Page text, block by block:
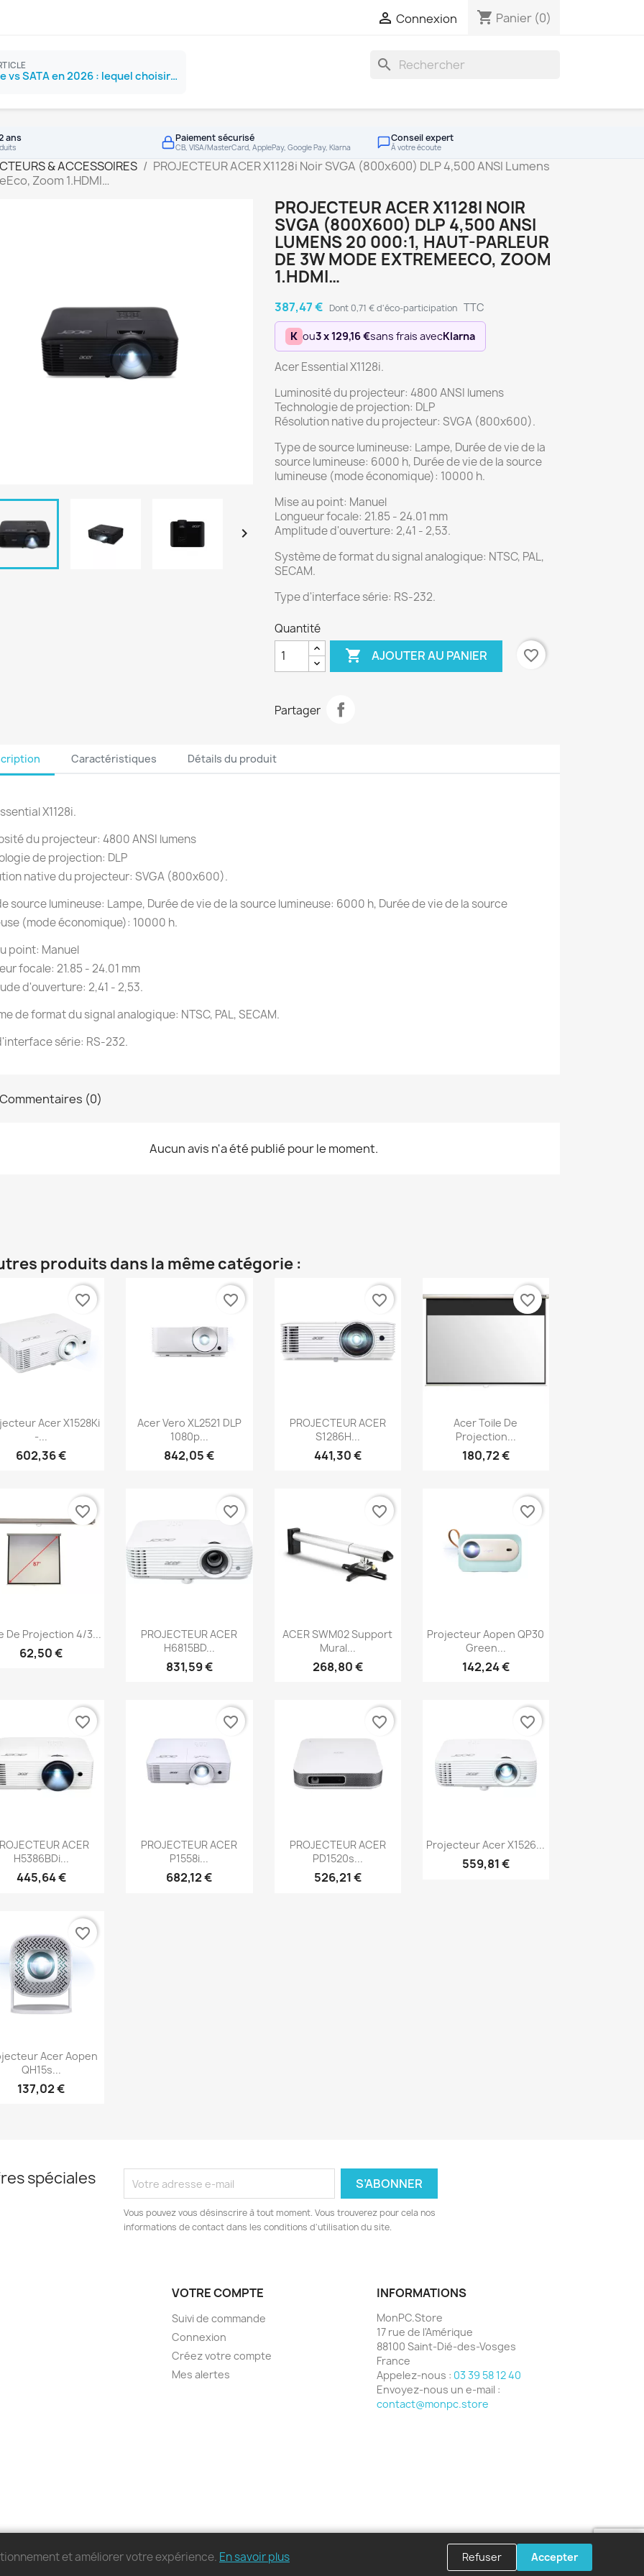
 Connexion shopping_cart Panier (0)
SSD NVMe vs SATA en 2026 : lequel choisir ?
search
ans Paiement sécurisé
CB, VISA/MasterCard, ApplePay, Google Pay, Klarna
Conseil expert
À votre écoute
& ACCESSOIRES
PROJECTEUR ACER X1128i Noir SVGA (800x600) DLP 4,500 ANSI Lumens
Zoom 1.HDMI…

PROJECTEUR ACER X1128I NOIR
SVGA (800X600) DLP 4,500 ANSI
LUMENS 20 000:1, HAUT-PARLEUR
DE 3W MODE EXTREMEECO, ZOOM
1.HDMI…
387,47 € Dont 0,71 € d'éco-participation TTC
K ou3 x 129,16 €sans frais avecKlarna
Acer Essential X1128i.
Luminosité du projecteur: 4800 ANSI lumens
Technologie de projection: DLP
Résolution native du projecteur: SVGA (800x600).
Type de source lumineuse: Lampe, Durée de vie de la
source lumineuse: 6000 h, Durée de vie de la source
lumineuse (mode économique): 10000 h.
Mise au point: Manuel
Longueur focale: 21.85 - 24.01 mm
Amplitude d'ouverture: 2,41 - 2,53.
Système de format du signal analogique: NTSC, PAL,
SECAM.
Type d'interface série: RS-232.
Quantité
 AJOUTER AU PANIER favorite_border
Partager
Caractéristiques Détails du produit
X1128i.
du projecteur: 4800 ANSI lumens
de projection: DLP
native du projecteur: SVGA (800x600).
source lumineuse: Lampe, Durée de vie de la source lumineuse: 6000 h, Durée de vie de la source
(mode économique): 10000 h.
point: Manuel
focale: 21.85 - 24.01 mm
d'ouverture: 2,41 - 2,53.
de format du signal analogique: NTSC, PAL, SECAM.
série: RS-232.
(0)
Aucun avis n'a été publié pour le moment.
produits dans la même catégorie :
Aperçu rapide
Acer X1528Ki
-...
602,36 €
favorite_border
Aperçu rapide
Acer Vero XL2521 DLP
1080p...
842,05 €
favorite_border
Aperçu rapide
PROJECTEUR ACER
S1286H...
441,30 €
favorite_border
Aperçu rapide
Acer Toile De
Projection...
180,72 €
favorite_border
Aperçu rapide
De Projection 4/3...
62,50 €
favorite_border
Aperçu rapide
PROJECTEUR ACER
H6815BD...
831,59 €
favorite_border
Aperçu rapide
ACER SWM02 Support
Mural...
268,80 €
favorite_border
Aperçu rapide
Projecteur Aopen QP30
Green...
142,24 €
favorite_border
Aperçu rapide
ACER
H5386BDi...
445,64 €
favorite_border
Aperçu rapide
PROJECTEUR ACER
P1558i...
682,12 €
favorite_border
Aperçu rapide
PROJECTEUR ACER
PD1520s...
526,21 €
favorite_border
Aperçu rapide
Projecteur Acer X1526...
559,81 €
favorite_border
Aperçu rapide
Acer Aopen
QH15s...
137,02 €
favorite_border
spéciales
Vous pouvez vous désinscrire à tout moment. Vous trouverez pour cela nos
informations de contact dans les conditions d'utilisation du site.
VOTRE COMPTE
Suivi de commande
Connexion
Créez votre compte
Mes alertes
INFORMATIONS
MonPC.Store
17 rue de l'Amérique
88100 Saint-Dié-des-Vosges
France
Appelez-nous : 03 39 58 12 40
Envoyez-nous un e-mail :
contact@monpc.store
© 2026 - MonPC.Store - Tous droits réservés
et améliorer votre expérience. En savoir plus Refuser Accepter